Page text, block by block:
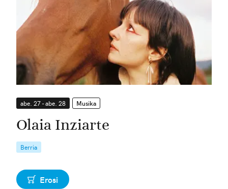
abe. 27 - abe. 28 Musika
Olaia Inziarte
Berria
Erosi